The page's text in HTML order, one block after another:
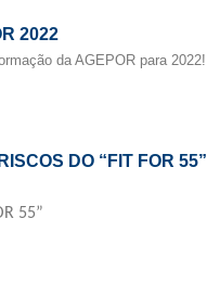
2022
da AGEPOR para 2022!
DO “FIT FOR 55”
55”